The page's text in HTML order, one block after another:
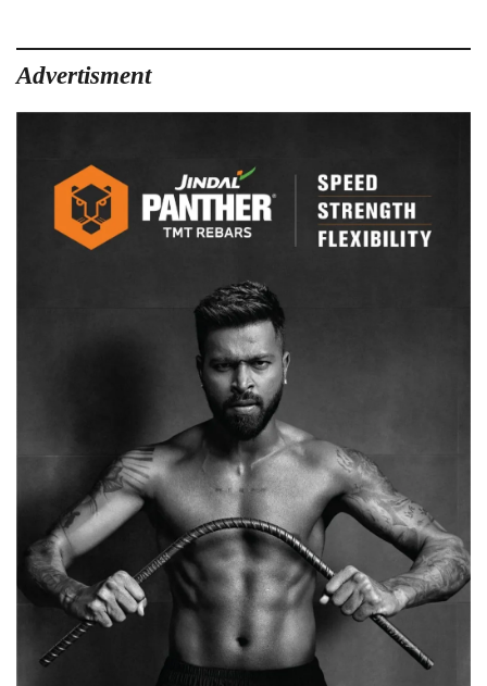
जारी
हुआ
परिपत्र,
Advertisment